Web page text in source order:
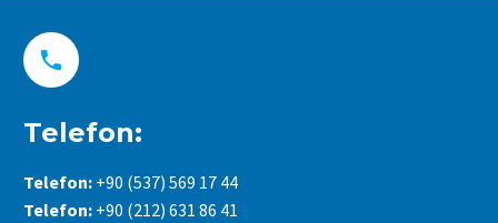


Telefon:
Telefon: +90 (537) 569 17 44
Telefon: +90 (212) 631 86 41